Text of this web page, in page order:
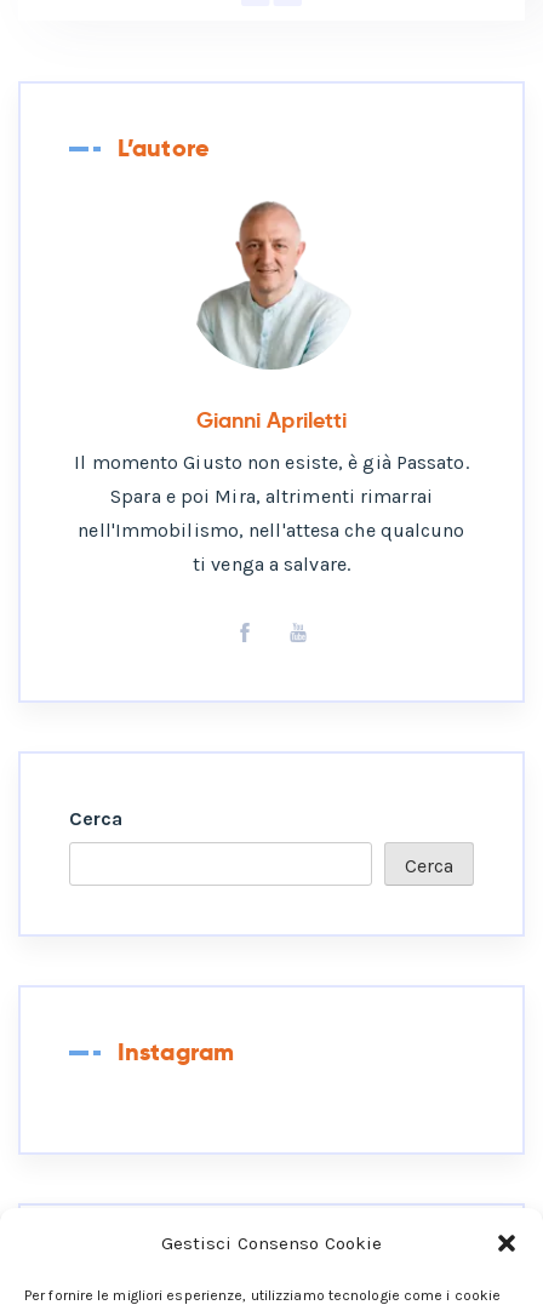
Gestisci Consenso Cookie
Per fornire le migliori esperienze, utilizziamo tecnologie come i cookie
L’autore
Gianni Apriletti
Il momento Giusto non esiste, è già Passato.
Spara e poi Mira, altrimenti rimarrai
nell'Immobilismo, nell'attesa che qualcuno
ti venga a salvare.
Cerca
Cerca
Instagram